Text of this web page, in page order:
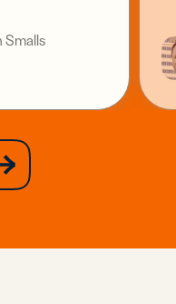
Smalls
next
slide